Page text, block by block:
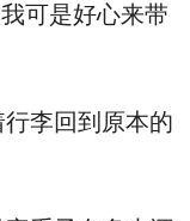
可是好心来带
李回到原本的